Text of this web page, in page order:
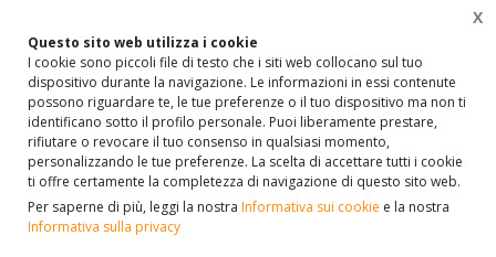
Questo sito web utilizza i cookie
I cookie sono piccoli file di testo che i siti web collocano sul tuo
dispositivo durante la navigazione. Le informazioni in essi contenute
possono riguardare te, le tue preferenze o il tuo dispositivo ma non ti
identificano sotto il profilo personale. Puoi liberamente prestare,
rifiutare o revocare il tuo consenso in qualsiasi momento,
personalizzando le tue preferenze. La scelta di accettare tutti i cookie
ti offre certamente la completezza di navigazione di questo sito web.
Per saperne di più, leggi la nostra Informativa sui cookie e la nostra
Informativa sulla privacy
X
Home VETRINA ARREDO BAGNO SPECCHI
SPECCHI ARTELINEA MOON